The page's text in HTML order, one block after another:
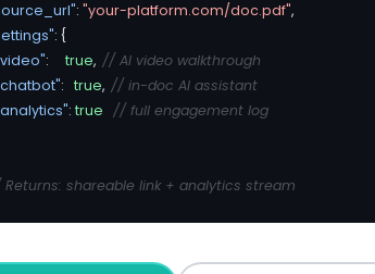
: "your-platform.com/doc.pdf",
: {
: true, // AI video walkthrough
: true, // in-doc AI assistant
: true
// full engagement log
shareable link + analytics stream